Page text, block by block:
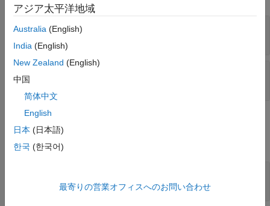
T —Transformation
Directions
Output Arguments
expand all
3-D column vectors |simscape.Value
アジア太平洋地域
Australia (English)
India (English)
New Zealand (English)
中国
简体中文
English
日本 (日本語)
한국 (한국어)
最寄りの営業オフィスへのお問い合わせ